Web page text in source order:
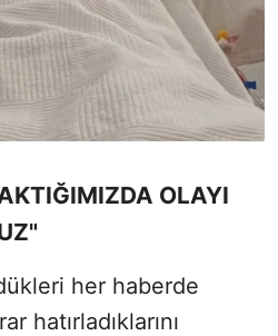
OLAYI
her haberde
hatırladıklarını